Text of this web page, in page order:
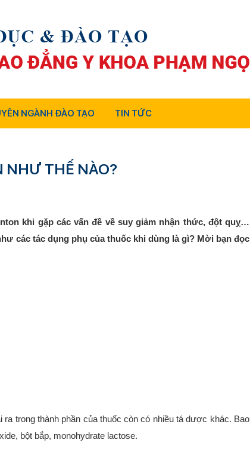
NGÀNH ĐÀO TẠO TIN TỨC
NHƯ THẾ NÀO?
khi gặp các vấn đề về suy giảm nhận thức, đột quỵ…
các tác dụng phụ của thuốc khi dùng là gì? Mời bạn đọc
trong thành phần của thuốc còn có nhiều tá dược khác. Bao
bột bắp, monohydrate lactose.